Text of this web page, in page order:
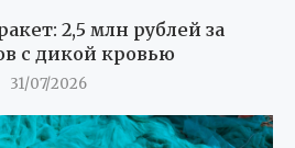
2,5 млн рублей за
с дикой кровью
31/07/2026